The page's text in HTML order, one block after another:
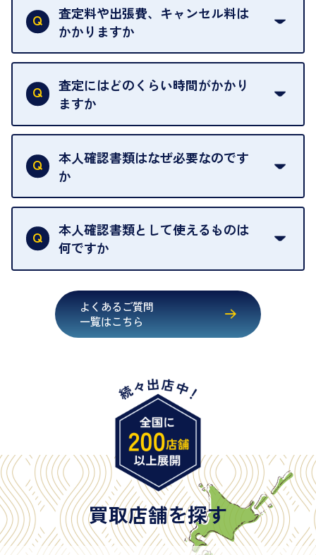
い。
お急ぎの場合はスタッフに一言お声がけください。
可能な限り、迅速に対応させていただきます。
は基本的に販売へと回されます。買い戻しはできま
せんので、ご了承ください。
グオフが可能です。
契約破棄という形で、お品物をお戻しすることがで
きます。
売却当日を含む8日間のうちに、お気軽にお申し出
出張買取のお品物は、8日間保管しております。
査定料や出張費、キャンセル料は
かかりますか
一切いただいておりません。査定金額にご納得いた
だけない場合は、その場でお断りいただいても問題
ございません。お気軽にご相談ください。
査定にはどのくらい時間がかかり
ますか
お品物の内容や点数によって異なりますが、店頭買
取の場合は1点あたり数分程度が目安です。大量の
お品物の場合は、お時間をいただくことがございま
本人確認書類はなぜ必要なのです
か
買取店は古物営業法により、お客様のご本人確認を
行うことが義務付けられています。安心してお取引
いただくためにも、ご協力をお願いいたします。
本人確認書類として使えるものは
何ですか
・健康保険証確認書
・マイナンバーカード
・在留カード
・旧パスポート
※原則として「公的機関が発行し、氏名、住所、生
年月日が記載されているもの
※日本国政府発行のもの
※2020年2月4日以降に申請された新型パスポートに
は「所持人記入欄（住所記載欄）」が存在しないた
め、単体では古物営業法上の本人確認書類として認
められない（住所確認ができないため）。補助書類
よくあるご質問
一覧はこちら
買取店舗を探す